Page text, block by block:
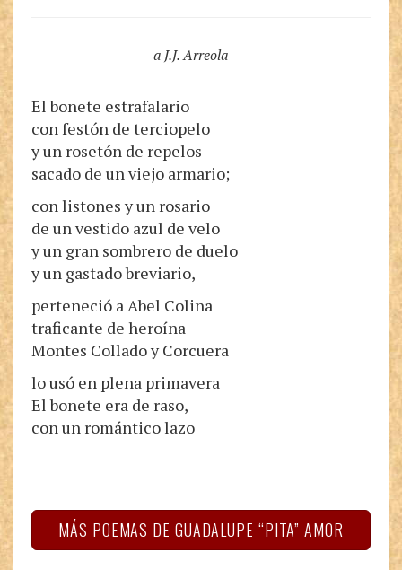
a J.J. Arreola
El bonete estrafalario
con festón de terciopelo
y un rosetón de repelos
sacado de un viejo armario;
con listones y un rosario
de un vestido azul de velo
y un gran sombrero de duelo
y un gastado breviario,
perteneció a Abel Colina
traficante de heroína
Montes Collado y Corcuera
lo usó en plena primavera
El bonete era de raso,
con un romántico lazo
MÁS POEMAS DE GUADALUPE “PITA” AMOR